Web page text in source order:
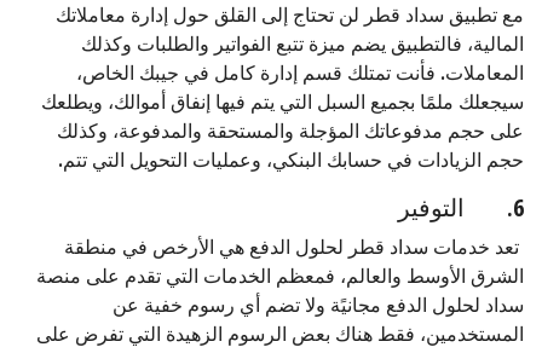
مع تطبيق سداد قطر لن تحتاج إلى القلق حول إدارة معاملاتك
المالية، فالتطبيق يضم ميزة تتبع الفواتير والطلبات وكذلك
المعاملات. فأنت تمتلك قسم إدارة كامل في جيبك الخاص،
سيجعلك ملمًا بجميع السبل التي يتم فيها إنفاق أموالك، ويطلعك
على حجم مدفوعاتك المؤجلة والمستحقة والمدفوعة، وكذلك
حجم الزيادات في حسابك البنكي، وعمليات التحويل التي تتم.
6. التوفير
تعد خدمات سداد قطر لحلول الدفع هي الأرخص في منطقة
الشرق الأوسط والعالم، فمعظم الخدمات التي تقدم على منصة
سداد لحلول الدفع مجانيًة ولا تضم أي رسوم خفية عن
المستخدمين، فقط هناك بعض الرسوم الزهيدة التي تفرض على